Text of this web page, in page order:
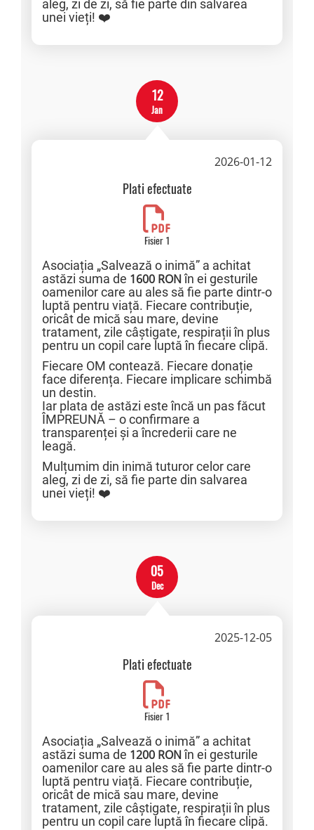
aleg, zi de zi, să fie parte din salvarea
unei vieți! ❤️
12
Jan
2026-01-12
Plati efectuate
Fisier 1
Asociația „Salvează o inimă” a achitat
astăzi suma de 1600 RONîn ei gesturile
oamenilor care au ales să fie parte dintr-o
luptă pentru viață. Fiecare contribuție,
oricât de mică sau mare, devine
tratament, zile câștigate, respirații în plus
pentru un copil care luptă în fiecare clipă.
Fiecare OM contează. Fiecare donație
face diferența. Fiecare implicare schimbă
un destin.
Iar plata de astăzi este încă un pas făcut
ÎMPREUNĂ – o confirmare a
transparenței și a încrederii care ne
leagă.
Mulțumim din inimă tuturor celor care
aleg, zi de zi, să fie parte din salvarea
unei vieți! ❤️
05
Dec
2025-12-05
Plati efectuate
Fisier 1
Asociația „Salvează o inimă” a achitat
astăzi suma de 1200 RONîn ei gesturile
oamenilor care au ales să fie parte dintr-o
luptă pentru viață. Fiecare contribuție,
oricât de mică sau mare, devine
tratament, zile câștigate, respirații în plus
pentru un copil care luptă în fiecare clipă.